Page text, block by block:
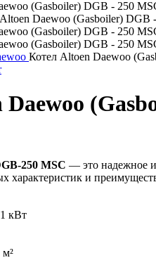
Котел Altoen Daewoo
Daewoo
250 MSC — это надежное
характеристик и
кВт
м²